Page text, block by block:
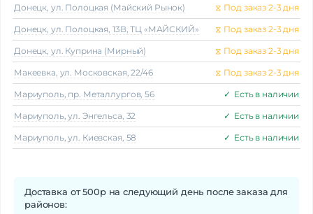
Донецк, ул. Полоцкая (Майский Рынок) ⧖ Под заказ 2-3 дня
Донецк, ул. Полоцкая, 13В, ТЦ «МАЙСКИЙ» ⧖ Под заказ 2-3 дня
Донецк, ул. Куприна (Мирный) ⧖ Под заказ 2-3 дня
Макеeвка, ул. Московская, 22/46 ⧖ Под заказ 2-3 дня
Мариуполь, пр. Металлургов, 56 ✓ Есть в наличии
Мариуполь, ул. Энгельса, 32 ✓ Есть в наличии
Мариуполь, ул. Киевская, 58 ✓ Есть в наличии
Доставка от 500р на следующий день после заказа для
районов: